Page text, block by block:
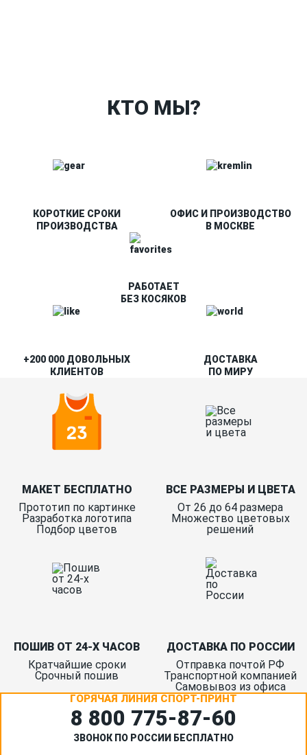
КТО МЫ?
КОРОТКИЕ СРОКИ
ПРОИЗВОДСТВА
ОФИС И ПРОИЗВОДСТВО
В МОСКВЕ
РАБОТАЕТ
БЕЗ КОСЯКОВ
+200 000 ДОВОЛЬНЫХ
КЛИЕНТОВ
ДОСТАВКА
ПО МИРУ
МАКЕТ БЕСПЛАТНО
Прототип по картинке
Разработка логотипа
Подбор цветов
ВСЕ РАЗМЕРЫ И ЦВЕТА
От 26 до 64 размера
Множество цветовых
решений
ПОШИВ ОТ 24-Х ЧАСОВ
Кратчайшие сроки
Срочный пошив
ДОСТАВКА ПО РОССИИ
Отправка почтой РФ
Транспортной компанией
Самовывоз из офиса
ГОРЯЧАЯ ЛИНИЯ СПОРТ-ПРИНТ
8 800 775‑87-60
ЗВОНОК ПО РОССИИ БЕСПЛАТНО